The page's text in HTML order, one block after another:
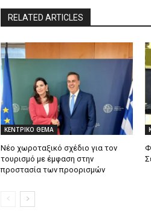
RELATED ARTICLES
ΚΕΝΤΡΙΚΟ ΘΕΜΑ
Νέο χωροταξικό σχέδιο για τον
τουρισμό με έμφαση στην
προστασία των προορισμών